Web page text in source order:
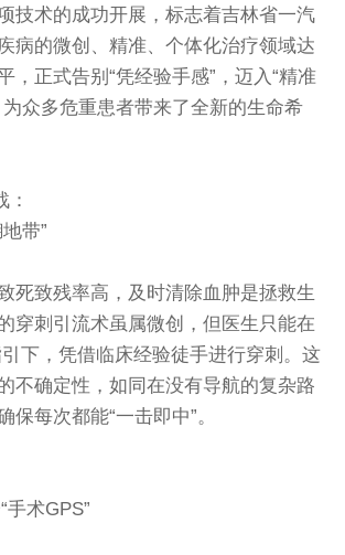
技术的成功开展，标志着吉林省一汽
病的微创、精准、个体化治疗领域达
，正式告别“凭经验手感”，迈入“精准
为众多危重患者带来了全新的生命希
：
带”
死致残率高，及时清除血肿是拯救生
穿刺引流术虽属微创，但医生只能在
下，凭借临床经验徒手进行穿刺。这
不确定性，如同在没有导航的复杂路
保每次都能“一击即中”。
手术GPS”